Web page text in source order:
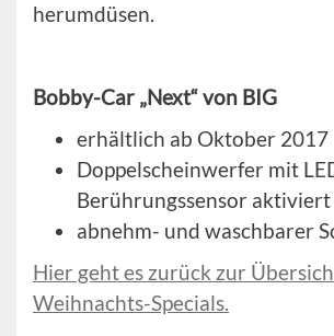
herumdüsen.
Bobby-Car „Next“ von BIG
erhältlich ab Oktober 2017
Doppelscheinwerfer mit
Berührungssensor
abnehm- und waschbarer
Hier geht es zurück zur
Weihnachts-Specials.